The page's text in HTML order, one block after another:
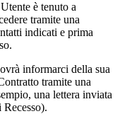
è tenuto a
tramite una
indicati e prima
informarci della sua
tramite una
una lettera inviata